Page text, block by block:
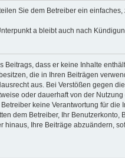
Sie dem Betreiber ein
a bleibt auch nach
Beitrags, dass er keine Inhalte
die in Ihren Beiträgen
aus. Bei Verstößen gegen
oder dauerhaft von der
keine Verantwortung für
dem Betreiber, Ihr
hinaus, Ihre Beiträge abzuändern,